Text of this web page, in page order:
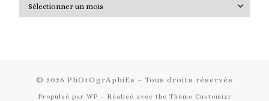
© 2026 PhOtOgrAphiEs – Tous droits réservés
Propulsé par WP – Réalisé avec the Thème Customizr